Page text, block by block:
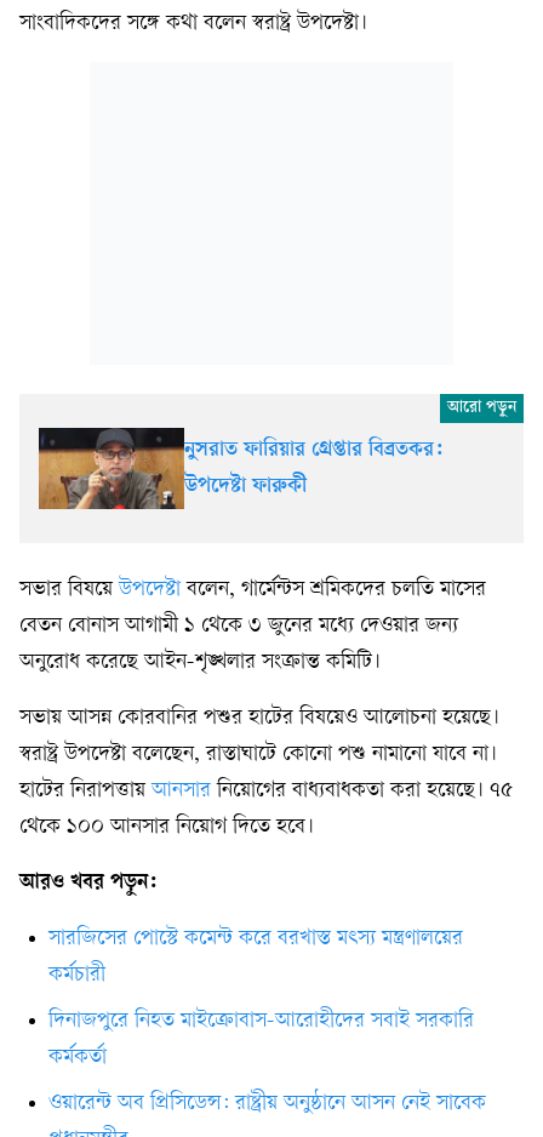
সাংবাদিকদের সঙ্গে কথা বলেন স্বরাষ্ট্র উপদেষ্টা।
নুসরাত ফারিয়ার গ্রেপ্তার বিব্রতকর:
উপদেষ্টা ফারুকী
সভার বিষয়েউপদেষ্টাবলেন, গার্মেন্টস শ্রমিকদের চলতি মাসের
বেতন বোনাস আগামী ১ থেকে ৩ জুনের মধ্যে দেওয়ার জন্য
অনুরোধ করেছে আইন-শৃঙ্খলার সংক্রান্ত কমিটি।
সভায় আসন্ন কোরবানির পশুর হাটের বিষয়েও আলোচনা হয়েছে।
স্বরাষ্ট্র উপদেষ্টা বলেছেন, রাস্তাঘাটে কোনো পশু নামানো যাবে না।
হাটের নিরাপত্তায়আনসার নিয়োগের বাধ্যবাধকতা করা হয়েছে। ৭৫
থেকে ১০০ আনসার নিয়োগ দিতে হবে।
আরও খবর পড়ুন:
সারজিসের পোস্টে কমেন্ট করে বরখাস্ত মৎস্য মন্ত্রণালয়ের
কর্মচারী
দিনাজপুরে নিহত মাইক্রোবাস-আরোহীদের সবাই সরকারি
কর্মকর্তা
ওয়ারেন্ট অব প্রিসিডেন্স: রাষ্ট্রীয় অনুষ্ঠানে আসন নেই সাবেক